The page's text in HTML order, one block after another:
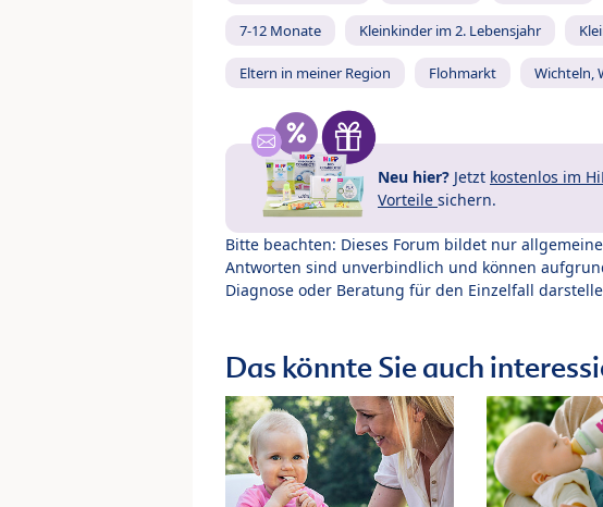
7-12 Monate Kleinkinder im 2. Lebensjahr
Eltern in meiner Region Flohmarkt Wichteln,
Neu hier? Jetzt kostenlos im
Vorteile sichern.
Bitte beachten: Dieses Forum bildet nur
Antworten sind unverbindlich und können
Diagnose oder Beratung für den Einzelfall
Das könnte Sie auch